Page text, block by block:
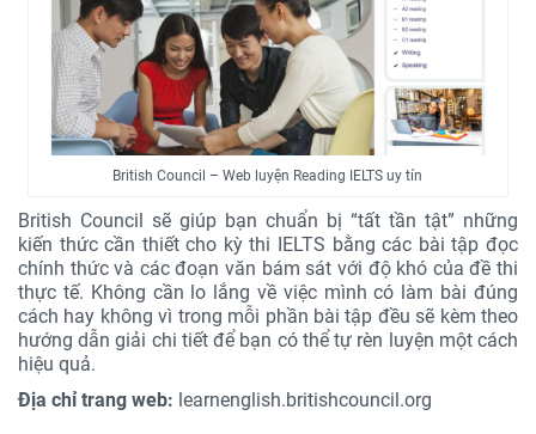
British Council – Web luyện Reading IELTS uy tín
British Council sẽ giúp bạn chuẩn bị “tất tần tật” những
kiến thức cần thiết cho kỳ thi IELTS bằng các bài tập đọc
chính thức và các đoạn văn bám sát với độ khó của đề thi
thực tế. Không cần lo lắng về việc mình có làm bài đúng
cách hay không vì trong mỗi phần bài tập đều sẽ kèm theo
hướng dẫn giải chi tiết để bạn có thể tự rèn luyện một cách
hiệu quả.
Địa chỉ trang web: learnenglish.britishcouncil.org